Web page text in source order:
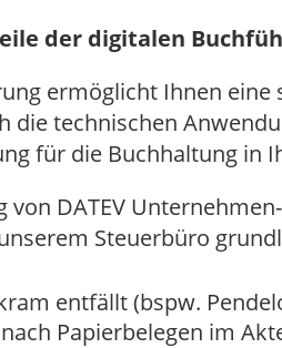
der digitalen
ermöglicht Ihnen
die technischen
für die Buchhaltung in
von DATEV
Steuerbüro
entfällt (bspw.
Papierbelegen im